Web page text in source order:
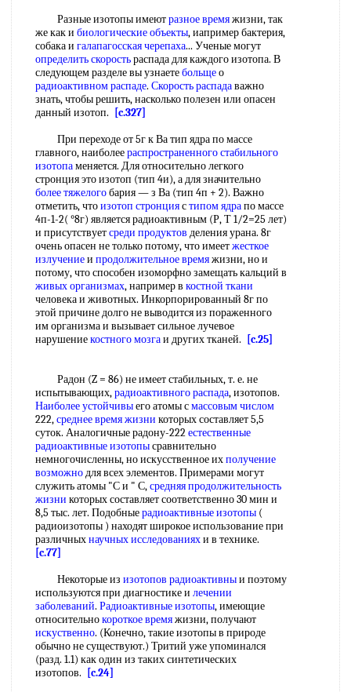
Разные изотопы имеютразное времяжизни, так
же как и биологические объекты, иапример бактерия,
собака и галапагосская черепаха... Ученые могут
определить скоростьраспада для каждого изотопа. В
следующем разделе вы узнаетебольщео
радиоактивном распаде. Скорость распадаважно
знать, чтобы решить, насколько полезен или опасен
данный изотоп.
[c.327]
При переходе от 5г к Ва тип ядра по массе
главного, наиболеераспространенного стабильного
изотопаменяется. Для относительно легкого
стронция это изотоп (тип 4и), а для значительно
более тяжелогобария — з Ва (тип 4п + 2). Важно
отметить, чтоизотоп стронциястипом ядрапо массе
4п-1-2( °8г) является радиоактивным (Р, Т 1/2=25 лет)
и присутствуетсреди продуктов деления урана. 8г
очень опасен не только потому, что имеетжесткое
излучениеи продолжительное времяжизни, но и
потому, что способен изоморфно замещать кальций в
живых организмах, например в костной ткани
человека и животных. Инкорпорированный 8г по
этой причине долго не выводится из пораженного
им организма и вызывает сильное лучевое
нарушениекостного мозгаи других тканей. [c.25]
Радон (Z = 86) не имеет стабильных, т. е. не
испытывающих,радиоактивного распада, изотопов.
Наиболее устойчивыего атомы смассовым числом
222,среднее время жизни которых составляет 5,5
суток. Аналогичные радону-222естественные
радиоактивные изотопысравнительно
немногочисленны, но искусственное ихполучение
возможнодля всех элементов. Примерами могут
служить атомы "С и " С,средняя продолжительность
жизни которых составляет соответственно 30 мин и
8,5 тыс. лет. Подобныерадиоактивные изотопы (
радиоизотопы ) находят широкое использование при
различныхнаучных исследованияхи в технике.
[c.77]
Некоторые из изотопов радиоактивныи поэтому
используются при диагностике и лечении
заболеваний. Радиоактивные изотопы, имеющие
относительнокороткое времяжизни, получают
искуственно. (Конечно, такие изотопы в природе
обычно не существуют.) Тритий уже упоминался
(разд. 1.1) как один из таких синтетических
изотопов.
[c.24]